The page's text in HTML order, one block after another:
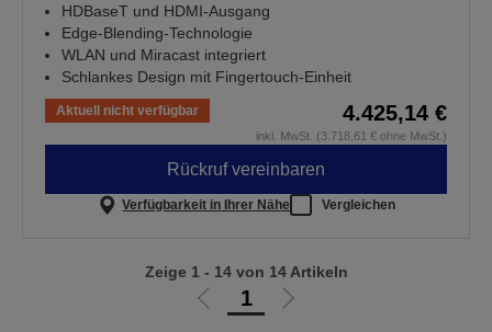
HDBaseT und HDMI-Ausgang
Edge-Blending-Technologie
WLAN und Miracast integriert
Schlankes Design mit Fingertouch-Einheit
Aktuell nicht verfügbar 4.425,14 €
inkl. MwSt. (3.718,61 € ohne MwSt.)
Rückruf vereinbaren
Verfügbarkeit in Ihrer Nähe Vergleichen
Zur
1
Zur
Zeige 1 - 14 von 14 Artikeln